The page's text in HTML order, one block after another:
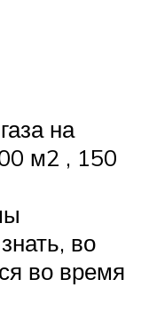
на
м2 , 150
во
во время